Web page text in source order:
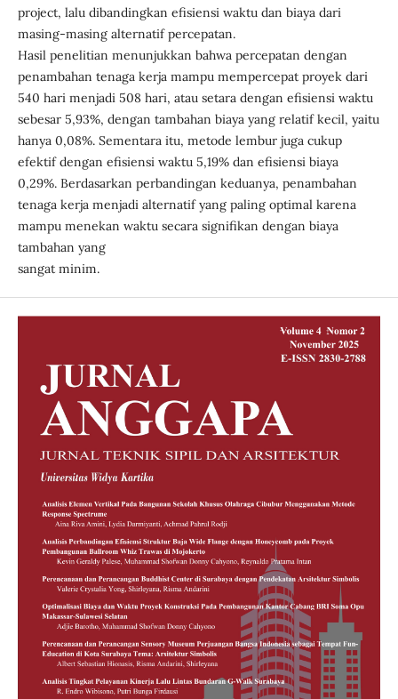
project, lalu dibandingkan efisiensi waktu dan biaya dari
masing-masing alternatif percepatan.
Hasil penelitian menunjukkan bahwa percepatan dengan
penambahan tenaga kerja mampu mempercepat proyek dari
540 hari menjadi 508 hari, atau setara dengan efisiensi waktu
sebesar 5,93%, dengan tambahan biaya yang relatif kecil, yaitu
hanya 0,08%. Sementara itu, metode lembur juga cukup
efektif dengan efisiensi waktu 5,19% dan efisiensi biaya
0,29%. Berdasarkan perbandingan keduanya, penambahan
tenaga kerja menjadi alternatif yang paling optimal karena
mampu menekan waktu secara signifikan dengan biaya
tambahan yang
sangat minim.